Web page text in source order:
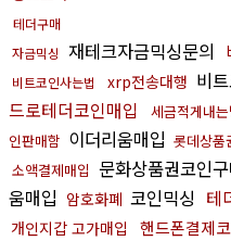
테더구매
자금믹싱 재테크자금믹싱문의
비트코인사는법 xrp전송대행 비
드로테더코인매입
세금적게내는
인판매함 이더리움매입 롯데상품
소액결제매입 문화상품권코인
움매입 암호화폐 코인믹싱 테
개인지갑 고가매입 핸드폰결제